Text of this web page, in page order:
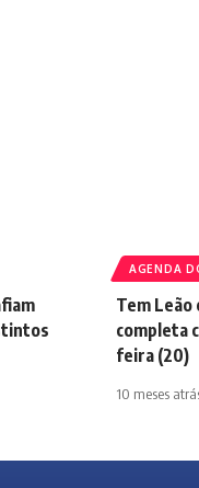
AGENDA
Tem Leão
completa
feira (20)
10 meses